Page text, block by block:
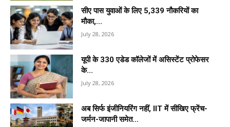
सीए पास युवाओं के लिए 5,339 नौकरियों का
मौका,...
July 28, 2026
यूपी के 330 एडेड कॉलेजों में असिस्टेंट प्रोफेसर
के...
July 28, 2026
अब सिर्फ इंजीनियरिंग नहीं, IIT में सीखिए फ्रेंच-
जर्मन-जापानी समेत...